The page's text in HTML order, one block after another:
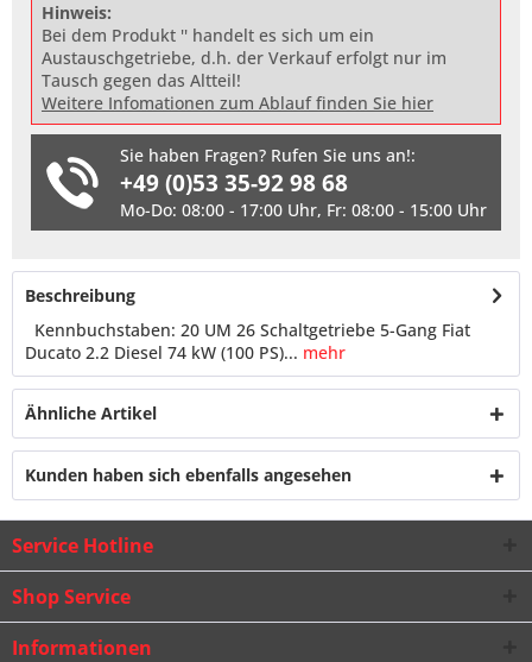
Hinweis:
Bei dem Produkt '' handelt es sich um ein
Austauschgetriebe, d.h. der Verkauf erfolgt nur im
Tausch gegen das Altteil!
Weitere Infomationen zum Ablauf finden Sie hier
Sie haben Fragen? Rufen Sie uns an!:
+49 (0)53 35-92 98 68
Mo-Do: 08:00 - 17:00 Uhr, Fr: 08:00 - 15:00 Uhr
Beschreibung
Kennbuchstaben: 20 UM 26 Schaltgetriebe 5-Gang Fiat
Ducato 2.2 Diesel 74 kW (100 PS)... mehr
Ähnliche Artikel
Kunden haben sich ebenfalls angesehen
Service Hotline
Shop Service
Informationen